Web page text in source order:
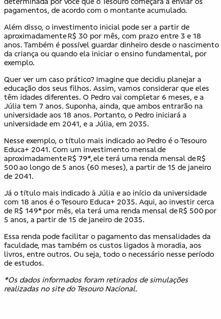
pagamentos, de acordo com o montante acumulado.
Além disso, o investimento inicial pode ser a partir de
aproximadamente R$ 30 por mês, com prazo entre 3 e 18
anos. Também é possível guardar dinheiro desde o nascimento
da criança ou quando ela iniciar o ensino fundamental, por
exemplo.
Quer ver um caso prático? Imagine que decidiu planejar a
educação dos seus filhos. Assim, vamos considerar que eles
têm idades diferentes. O Pedro vai completar 6 meses, e a
Júlia tem 7 anos. Suponha, ainda, que ambos entrarão na
universidade aos 18 anos. Portanto, o Pedro iniciará a
universidade em 2041, e a Júlia, em 2035.
Nesse exemplo, o título mais indicado ao Pedro é o Tesouro
Educa+ 2041. Com um investimento mensal de
aproximadamente R$ 79*, ele terá uma renda mensal de R$
500 ao longo de 5 anos (60 meses), a partir de 15 de janeiro
de 2041.
Já o título mais indicado à Júlia e ao início da universidade
com 18 anos é o Tesouro Educa+ 2035. Aqui, ao investir cerca
de R$ 149* por mês, ela terá uma renda mensal de R$ 500 por
5 anos, a partir de 15 de janeiro de 2035.
Essa renda pode facilitar o pagamento das mensalidades da
faculdade, mas também os custos ligados à moradia, aos
livros, entre outros. Ou seja, todo o necessário nesse período
de estudos.
*Os dados informados foram retirados de simulações
realizadas no site do Tesouro Nacional.